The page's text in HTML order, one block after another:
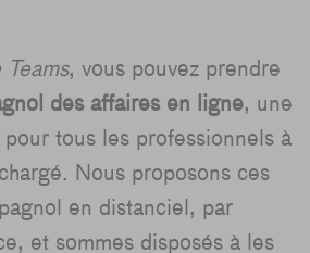
, vous pouvez prendre
des affaires en ligne, une
tous les professionnels à
Nous proposons ces
en distanciel, par
et sommes disposés à les